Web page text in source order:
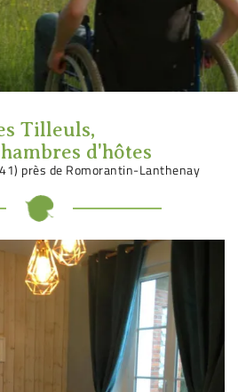
à recevoir nos propositions commerciales à
Vous pouvez vous désinscrire à tout moment en
Tilleuls,
d'hôtes
près de Romorantin-Lanthenay